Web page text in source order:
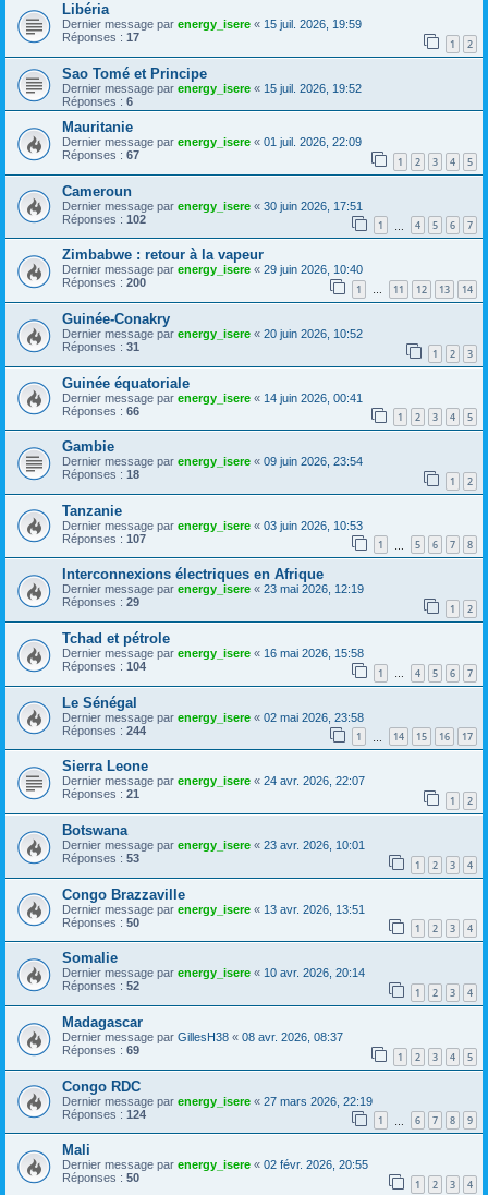
Libéria
Dernier message par energy_isere « 15 juil. 2026, 19:59
Réponses : 17 1 2
Sao Tomé et Principe
Dernier message par energy_isere « 15 juil. 2026, 19:52
Réponses : 6
Mauritanie
Dernier message par energy_isere « 01 juil. 2026, 22:09
Réponses : 67 1 2 3 4 5
Cameroun
Dernier message par energy_isere « 30 juin 2026, 17:51
Réponses : 102 1 4 5 6 7
Zimbabwe : retour à la vapeur
Dernier message par energy_isere « 29 juin 2026, 10:40
Réponses : 200 1 … 11 12 13 14
Guinée-Conakry
Dernier message par energy_isere « 20 juin 2026, 10:52
Réponses : 31 1 2 3
Guinée équatoriale
Dernier message par energy_isere « 14 juin 2026, 00:41
Réponses : 66 1 2 3 4 5
Gambie
Dernier message par energy_isere « 09 juin 2026, 23:54
Réponses : 18 1 2
Tanzanie
Dernier message par energy_isere « 03 juin 2026, 10:53
Réponses : 107 1 5 6 7 8
Interconnexions électriques en Afrique
Dernier message par energy_isere « 23 mai 2026, 12:19
Réponses : 29 1 2
Tchad et pétrole
Dernier message par energy_isere « 16 mai 2026, 15:58
Réponses : 104 1 … 4 5 6 7
Le Sénégal
Dernier message par energy_isere « 02 mai 2026, 23:58
Réponses : 244 1 14 15 16 17
Sierra Leone
Dernier message par energy_isere « 24 avr. 2026, 22:07
Réponses : 21 1 2
Botswana
Dernier message par energy_isere « 23 avr. 2026, 10:01
Réponses : 53 1 2 3 4
Congo Brazzaville
Dernier message par energy_isere « 13 avr. 2026, 13:51
Réponses : 50 1 2 3 4
Somalie
Dernier message par energy_isere « 10 avr. 2026, 20:14
Réponses : 52 1 2 3 4
Madagascar
Dernier message par GillesH38 « 08 avr. 2026, 08:37
Réponses : 69 1 2 3 4 5
Congo RDC
Dernier message par energy_isere « 27 mars 2026, 22:19
Réponses : 124 1 6 7 8 9
Mali
Dernier message par energy_isere « 02 févr. 2026, 20:55
Réponses : 50 1 2 3 4